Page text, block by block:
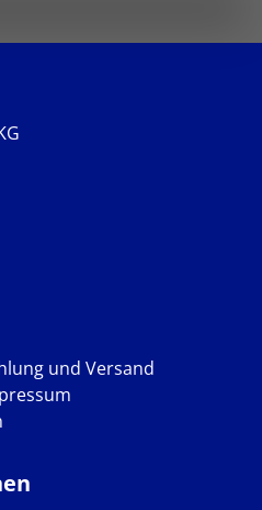
und Versand